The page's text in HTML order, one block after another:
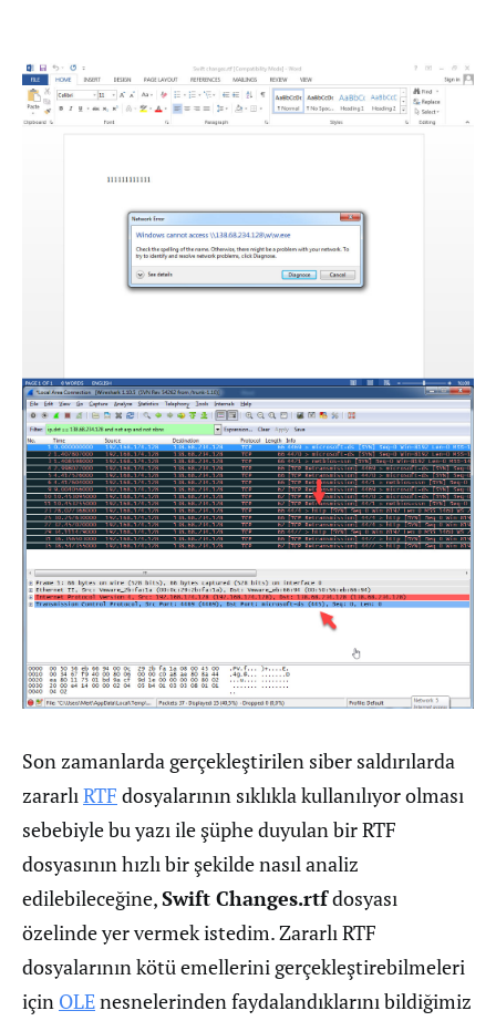
Son zamanlarda gerçekleştirilen siber saldırılarda
zararlıRTF dosyalarının sıklıkla kullanılıyor olması
sebebiyle bu yazı ile şüphe duyulan bir RTF
dosyasının hızlı bir şekilde nasıl analiz
edilebileceğine,Swift Changes.rtfdosyası
özelinde yer vermek istedim. Zararlı RTF
dosyalarının kötü emellerini gerçekleştirebilmeleri
için OLEnesnelerinden faydalandıklarını bildiğimiz